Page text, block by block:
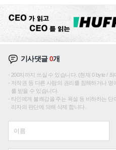
기사댓글0개
200자까지 쓰실 수 있습니다. (현재 0 byte / 최
저작권 등 다른 사람의 권리를 침해하거나
를 받을 수 있습니다.
타인에게 불쾌감을 주는 욕설 등 비하하는
리자의 판단에 의해 삭제 합니다.